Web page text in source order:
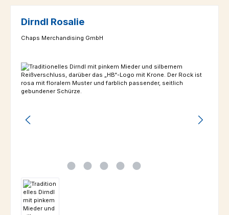
Dirndl Rosalie
Chaps Merchandising GmbH
Bildergalerie überspringen